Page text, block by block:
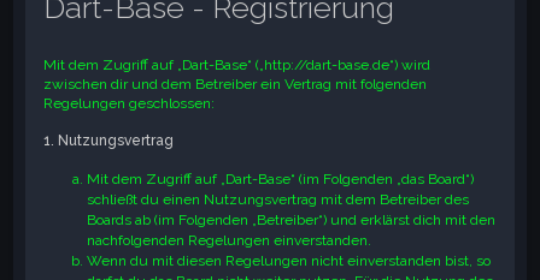
Mit dem Zugriff auf „Dart-Base“ („http://dart-base.de“) wird
zwischen dir und dem Betreiber ein Vertrag mit folgenden
Regelungen geschlossen:
1. Nutzungsvertrag
Mit dem Zugriff auf „Dart-Base“ (im Folgenden „das Board“)
schließt du einen Nutzungsvertrag mit dem Betreiber des
Boards ab (im Folgenden „Betreiber“) und erklärst dich mit den
nachfolgenden Regelungen einverstanden.
Wenn du mit diesen Regelungen nicht einverstanden bist, so